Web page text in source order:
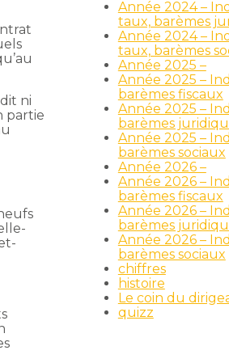
ni
partie
Année 2024 –
taux, barèmes
Année 2024 –
taux, barèmes
Année 2025 –
Année 2025 –
barèmes fiscaux
Année 2025 –
barèmes
Année 2025 –
barèmes sociaux
Année 2026 –
Année 2026 –
barèmes fiscaux
Année 2026 –
barèmes
Année 2026 –
barèmes sociaux
chiffres
histoire
Le coin du
quizz